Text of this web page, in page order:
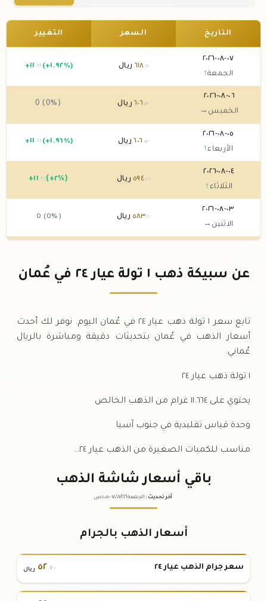
التاريخ السعر التغيير
٠٧-٠٨-٢٠٢٦
الجمعة↑
٦١٨ .١٩ ريال +١١ .٦٦ (+١.٩٢%)
٠٦-٠٨-٢٠٢٦
الخميس →
٦٠٦ .٥٣ ريال 0 (0%)
٠٥-٠٨-٢٠٢٦
الأربعاء↑
٦٠٦ .٥٣ ريال +١١ .٦٦ (+١.٩٦%)
٠٤-٠٨-٢٠٢٦
الثلاثاء ↑
٥٩٤ .٨٦ ريال +١١ .٦٦ (+٢%)
٠٣-٠٨-٢٠٢٦
الاثنين →
٥٨٣.٢٠ ريال 0 (0%)
٥٨٣.٢٠ ريال
عن سبيكة ذهب ١ تولة عيار ٢٤ في عُمان
تابع سعر ١ تولة ذهب عيار ٢٤ في عُمان اليوم. نوفر لك أحدث
أسعار الذهب في عُمان بتحديثات دقيقة ومباشرة بالريال
عُماني.
١ تولة ذهب عيار ٢٤
يحتوي على ١١.٦٦٤ غرام من الذهب الخالص
وحدة قياس تقليدية في جنوب آسيا
مناسب للكميات الصغيرة من الذهب عيار ٢٤…
باقي أسعار شاشة الذهب
آخر تحديث : الجمعة ٠٧ /٠٨/٢٠٢٦ - ١٠:٠٥ ص
أسعار الذهب بالجرام
سعر جرام الذهب عيار ٢٤ ٥٢.٧٠ ريال